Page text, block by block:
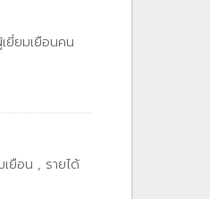
ยี่ยมเยือนคน
ยือน , รายได้